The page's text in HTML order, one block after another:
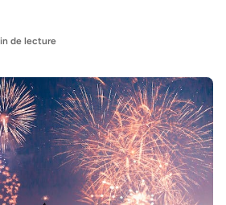
de lecture